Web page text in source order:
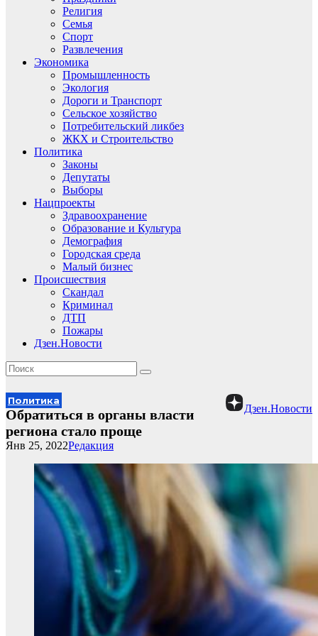
Религия
Семья
Спорт
Развлечения
Экономика
Промышленность
Экология
Дороги и Транспорт
Сельское хозяйство
Потребительский ликбез
ЖКХ и Строительство
Политика
Законы
Депутаты
Выборы
Нацпроекты
Здравоохранение
Образование и Культура
Демография
Городская среда
Малый бизнес
Происшествия
Скандал
Криминал
ДТП
Пожары
Дзен.Новости
Дзен.Новости
Политика
Обратиться в органы власти
региона стало проще
Редакция
Янв 25, 2022